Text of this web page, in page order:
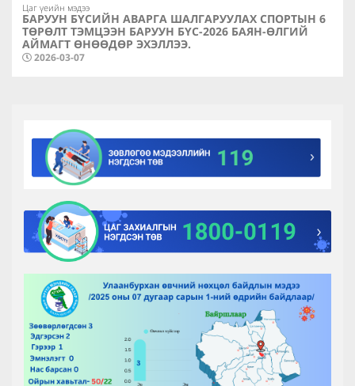
Цаг үеийн мэдээ
БАРУУН БҮСИЙН АВАРГА ШАЛГАРУУЛАХ СПОРТЫН 6
ТӨРӨЛТ ТЭМЦЭЭН БАРУУН БҮС-2026 БАЯН-ӨЛГИЙ
АЙМАГТ ӨНӨӨДӨР ЭХЭЛЛЭЭ.
2026-03-07